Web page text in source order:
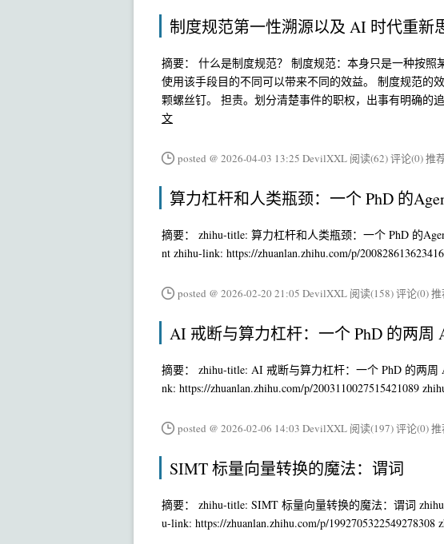
制度规范第一性溯源以及 AI 时代重新
摘要： 什么是制度规范？ 制度规范：本身只是一种按照
使用该手段目的不同可以带来不同的效益。 制度规范的
颗螺丝钉。 担责。划分清楚事件的职权，出事有明确的
文
posted @ 2026-04-03 13:25 DevilXXL 阅读(62)评论(0)推
算力杠杆和人类瓶颈：一个 PhD 的
摘要： zhihu-title: 算力杠杆和人类瓶颈：一个 PhD 的
nt zhihu-link: https://zhuanlan.zhihu.com/p/
posted @ 2026-02-20 21:05 DevilXXL 阅读(158)评论(0)推
AI 戒断与算力杠杆：一个 PhD 的两周
摘要： zhihu-title: AI 戒断与算力杠杆：一个 PhD 的两周
nk: https://zhuanlan.zhihu.com/p/2003110027515421089
posted @ 2026-02-06 14:03 DevilXXL 阅读(197)评论(0)推
SIMT 标量向量转换的魔法：谓词
摘要： zhihu-title: SIMT 标量向量转换的魔法：谓词
u-link: https://zhuanlan.zhihu.com/p/1992705322549278308